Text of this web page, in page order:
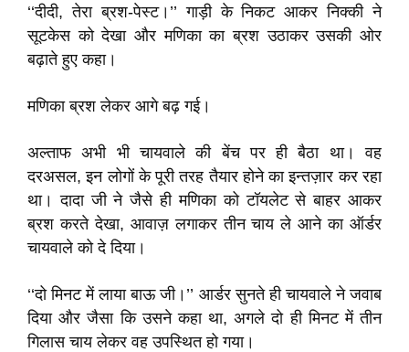
‘‘दीदी, तेरा ब्रश-पेस्ट।’’ गाड़ी के निकट आकर निक्की ने
सूटकेस को देखा और मणिका का ब्रश उठाकर उसकी ओर
बढ़ाते हुए कहा।
मणिका ब्रश लेकर आगे बढ़ गई।
अल्ताफ अभी भी चायवाले की बेंच पर ही बैठा था। वह
दरअसल, इन लोगों के पूरी तरह तैयार होने का इन्तज़ार कर रहा
था। दादा जी ने जैसे ही मणिका को टॉयलेट से बाहर आकर
ब्रश करते देखा, आवाज़ लगाकर तीन चाय ले आने का ऑर्डर
चायवाले को दे दिया।
‘‘दो मिनट में लाया बाऊ जी।’’ आर्डर सुनते ही चायवाले ने जवाब
दिया और जैसा कि उसने कहा था, अगले दो ही मिनट में तीन
गिलास चाय लेकर वह उपस्थित हो गया।